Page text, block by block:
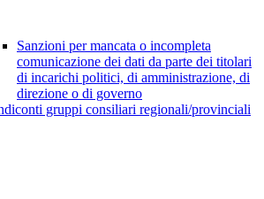
Sanzioni per mancata o incompleta
comunicazione dei dati da parte dei titolari
di incarichi politici, di amministrazione, di
direzione o di governo
gruppi consiliari regionali/provinciali